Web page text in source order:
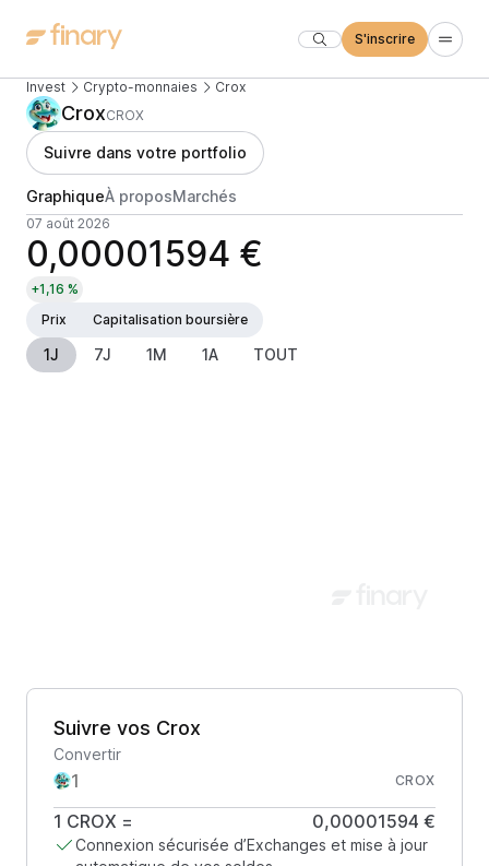
S'inscrire
Invest Crypto-monnaies Crox
CroxCROX
Suivre dans votre portfolio
GraphiqueÀ proposMarchés
07 août 2026
0,00001594 €
+1,16 %
Prix
Capitalisation boursière
1J 7J 1M 1A TOUT
Suivre vos Crox
Convertir
CROX
1 CROX = 0,00001594 €
Connexion sécurisée d’Exchanges et mise à jour